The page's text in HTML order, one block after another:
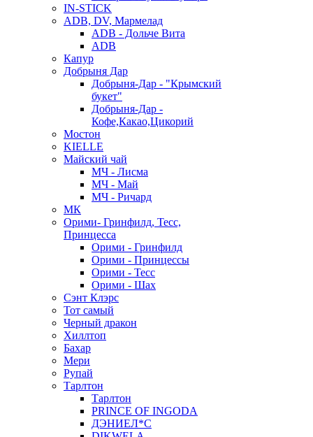
IN-STICK
ADB, DV, Мармелад
ADB - Дольче Вита
ADB
Капур
Добрыня Дар
Добрыня-Дар - "Крымский
букет"
Добрыня-Дар -
Кофе,Какао,Цикорий
Мостон
KIELLE
Майский чай
МЧ - Лисма
МЧ - Май
МЧ - Ричард
МК
Орими- Гринфилд, Тесс,
Принцесса
Орими - Гринфилд
Орими - Принцессы
Орими - Тесс
Орими - Шах
Сэнт Клэрс
Тот самый
Черный дракон
Хиллтоп
Бахар
Мери
Рупай
Тарлтон
Тарлтон
PRINCE OF INGODA
ДЭНИЕЛ*С